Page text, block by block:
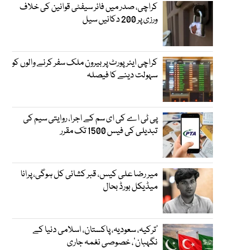
کراچی، صدر میں فائر سیفٹی قوانین کی خلاف
ورزی پر 200 دکانیں سیل
کراچی ایئرپورٹ پر بیرون ملک سفر کرنے والوں کو
سہولت دینے کا فیصلہ
پی ٹی اے کی ای سم کے اجرا، روایتی سیم کی
تبدیلی کی فیس 1500 تک مقرر
میر رضا علی کیس، قبر کشائی کل ہوگی، پرانا
میڈیکل بورڈ بحال
‘ترکیہ، سعودیہ، پاکستان، اسلامی دنیا کے
نگہبان’، خصوصی نغمہ جاری